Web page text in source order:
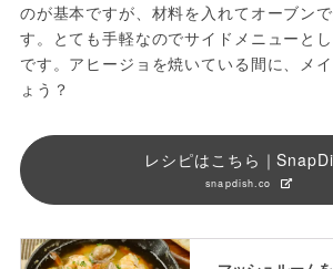
のが基本ですが、材料を入れてオーブン
す。とても手軽なのでサイドメニューと
です。アヒージョを焼いている間に、メ
ょう？
レシピはこちら｜
snapdish.co